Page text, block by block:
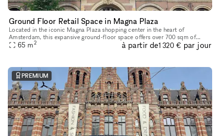
Ground Floor Retail Space in Magna Plaza
Located in the iconic Magna Plaza shopping center in the heart of
Amsterdam, this expansive ground-floor space offers over 700 sqm of
open-plan retail opportunity. With soaring ceilings, exposed stru
65 m2 à partir de1 320 € par jour
PREMIUM